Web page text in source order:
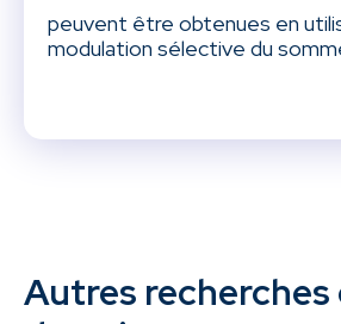
peuvent être obtenues en
modulation sélective du
Autres recherches